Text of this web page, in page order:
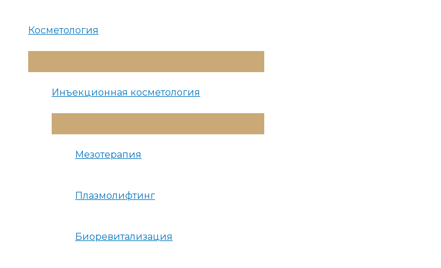
Косметология
Меню
Инъекционная косметология
Меню
Мезотерапия
Плазмолифтинг
Биоревитализация